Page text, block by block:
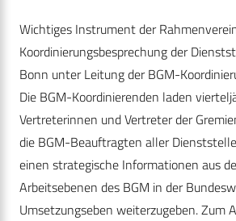
Wichtiges Instrument der
Koordinierungsbesprechung der
Bonn unter Leitung der BGM-
Die BGM-Koordinierenden laden
Vertreterinnen und Vertreter der
die BGM-Beauftragten aller
einen strategische Informationen aus
Arbeitsebenen des BGM in der
Umsetzungseben weiterzugeben. Zum